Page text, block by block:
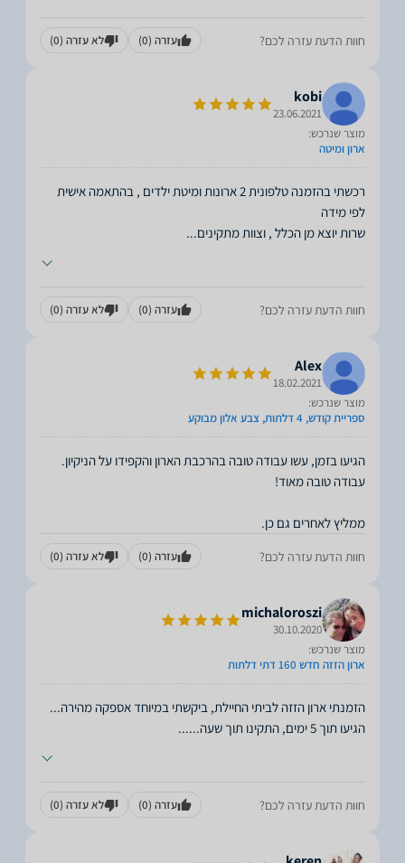
חוות הדעת עזרה לכם? עזרה (0) לא עזרה (0)
kobi
23.06.2021
מוצר שנרכש:
ארון ומיטה
רכשתי בהזמנה טלפונית 2 ארונות ומיטת ילדים , בהתאמה אישית
שרות יוצא מן הכלל , וצוות מתקינים...
חוות הדעת עזרה לכם? עזרה (0) לא עזרה (0)
Alex
18.02.2021
מוצר שנרכש:
ספריית קודש, 4 דלתות, צבע אלון מבוקע
ממליץ לאחרים גם כן.
חוות הדעת עזרה לכם? עזרה (0) לא עזרה (0)
michaloroszi
30.10.2020
מוצר שנרכש:
ארון הזזה חדש 160 דתי דלתות
הזמנתי ארון הזזה לביתי החיילת, ביקשתי במיוחד אספקה מהירה...
הגיעו תוך 5 ימים, התקינו תוך שעה...
...
חוות הדעת עזרה לכם? עזרה (0) לא עזרה (0)